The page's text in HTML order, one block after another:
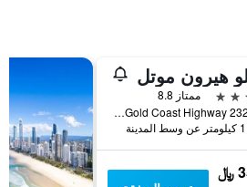
هيرون موتل
ممتاز 8.8
2323 Gold Coast Highway, ميرميد بيتش, QLD, أستراليا
المدينة
﷼